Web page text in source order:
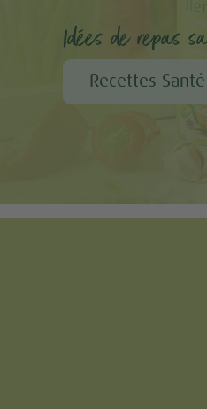
Idées de repas
Recettes Santé